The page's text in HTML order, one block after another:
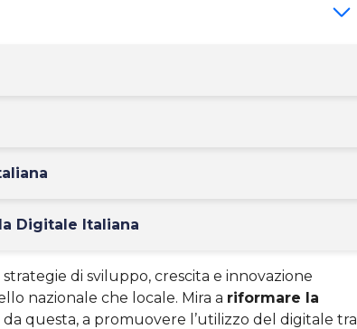
Digitale Italiana
di sviluppo, crescita e innovazione
nazionale che locale. Mira a riformare la
da questa, a promuovere l’utilizzo del digitale tra